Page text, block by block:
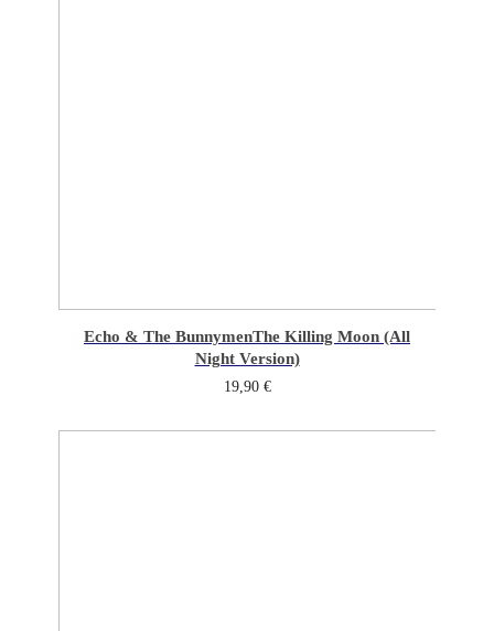
Echo & The BunnymenThe Killing Moon (All
Night Version)
19,90 €